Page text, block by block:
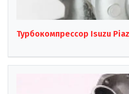
Турбокомпрессор Isuzu